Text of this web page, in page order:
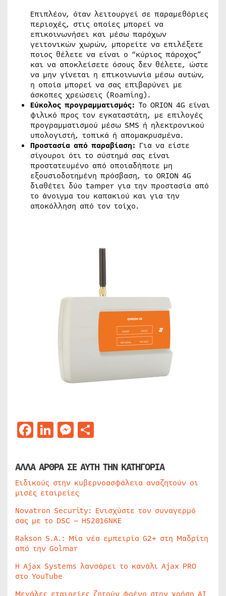
Επιπλέον, όταν λειτουργεί σε παραμεθόριες
περιοχές, στις οποίες μπορεί να
επικοινωνήσει και μέσω παρόχων
γειτονικών χωρών, μπορείτε να επιλέξετε
ποιος θέλετε να είναι ο “κύριος πάροχος”
και να αποκλείσετε όσους δεν θέλετε, ώστε
να μην γίνεται η επικοινωνία μέσω αυτών,
η οποία μπορεί να σας επιβαρύνει με
άσκοπες χρεώσεις (Roaming).
Εύκολος προγραμματισμός: Το ORION 4G είναι
φιλικό προς τον εγκαταστάτη, με επιλογές
προγραμματισμού μέσω SMS ή ηλεκτρονικού
υπολογιστή, τοπικά ή απομακρυσμένα.
Προστασία από παραβίαση: Για να είστε
σίγουροι ότι το σύστημά σας είναι
προστατευμένο από οποιαδήποτε μη
εξουσιοδοτημένη πρόσβαση, το ORION 4G
διαθέτει δύο tamper για την προστασία από
το άνοιγμα του καπακιού και για την
αποκόλληση από τον τοίχο.
Facebook
LinkedIn
Messenger
ΑΛΛΑ ΑΡΘΡΑ ΣΕ ΑΥΤΗ ΤΗΝ ΚΑΤΗΓΟΡΙΑ
Ειδικούς στην κυβερνοασφάλεια αναζητούν οι
μισές εταιρείες
Novatron Security: Ενισχύστε τον συναγερμό
σας με το DSC – HS2016NKE
Rakson S.A.: Μία νέα εμπειρία G2+ στη Μαδρίτη
από την Golmar
Η Ajax Systems λανσάρει το κανάλι Ajax PRO
στο YouTube